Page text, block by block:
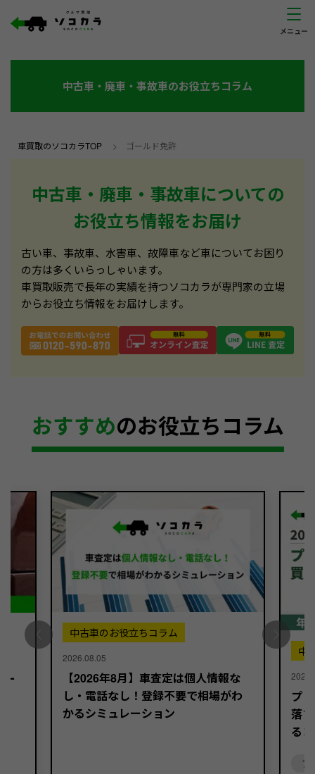
中古車・廃車・事故車のお役立ちコラム
車買取のソコカラTOP > ゴールド免許
中古車・廃車・事故車についての
お役立ち情報をお届け
古い車、事故車、水害車、故障車など車についてお困り
の方は多くいらっしゃいます。
車買取販売で長年の実績を持つソコカラが専門家の立場
からお役立ち情報をお届けします。
おすすめのお役立ちコラム
ー
中古車のお役立ちコラム
2026.08.05
【2026年8月】車査定は個人情報な
し・電話なし！登録不要で相場がわ
かるシミュレーション
中
プ
落
る
プ